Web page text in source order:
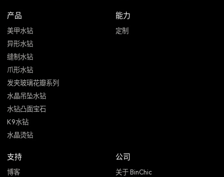
产品
美甲水钻
异形水钻
缝制水钻
爪形水钻
发夹玻璃花瓣系列
水晶吊坠水钻
水钻凸面宝石
K9水钻
水晶烫钻
能力
定制
支持
博客
公司
关于 BinChic